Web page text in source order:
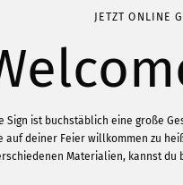
JETZT ONLINE
Sign ist buchstäblich eine große
auf deiner Feier willkommen zu
Materialien, kannst du